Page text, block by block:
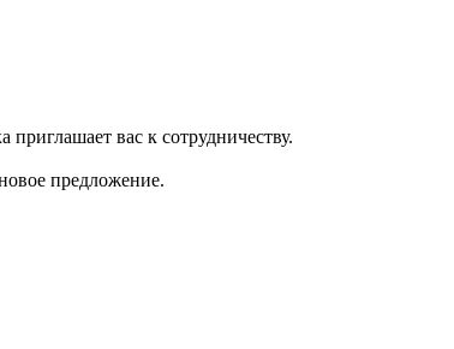
вас к сотрудничеству.
предложение.